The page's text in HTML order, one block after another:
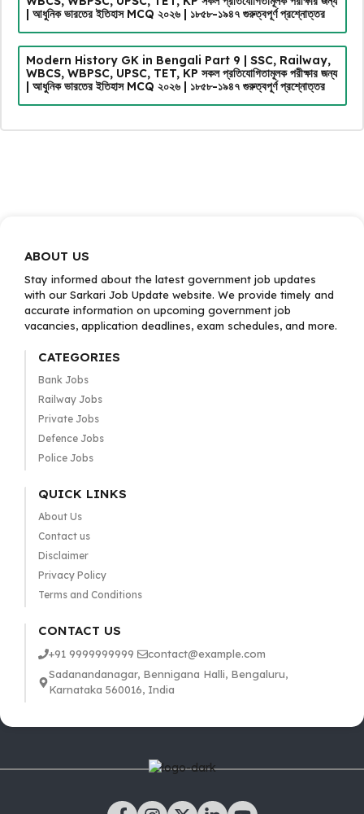
| আধুনিক ভারতের ইতিহাস MCQ ২০২৬ | ১৮৫৮-১৯৪৭ গুরুত্বপূর্ণ প্রশ্নোত্তর
Modern History GK in Bengali Part 9 | SSC, Railway,
WBCS, WBPSC, UPSC, TET, KP সকল প্রতিযোগিতামূলক পরীক্ষার জন্য
| আধুনিক ভারতের ইতিহাস MCQ ২০২৬ | ১৮৫৮-১৯৪৭ গুরুত্বপূর্ণ প্রশ্নোত্তর
ABOUT US
Stay informed about the latest government job updates
with our Sarkari Job Update website. We provide timely and
accurate information on upcoming government job
vacancies, application deadlines, exam schedules, and more.
CATEGORIES
Bank Jobs
Railway Jobs
Private Jobs
Defence Jobs
Police Jobs
QUICK LINKS
About Us
Contact us
Disclaimer
Privacy Policy
Terms and Conditions
CONTACT US
+91 9999999999
contact@example.com
Sadanandanagar, Bennigana Halli, Bengaluru,
Karnataka 560016, India